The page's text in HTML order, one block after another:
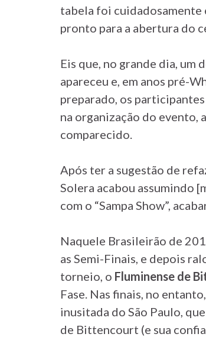
tabela foi cuidadosamente
pronto para a abertura do
Eis que, no grande dia,
apareceu e, em anos pré-
preparado, os
na organização do evento,
comparecido.
Após ter a sugestão de
Solera acabou assumindo
com o “Sampa Show”,
Naquele Brasileirão de
as Semi-Finais, e depois
torneio, o Fluminense de
Fase. Nas finais, no
inusitada do São Paulo,
de Bittencourt (e sua